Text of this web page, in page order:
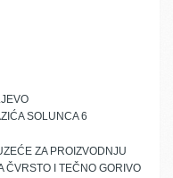
SOLUNCA 6
ZA PROIZVODNJU
ČVRSTO I TEČNO GORIVO